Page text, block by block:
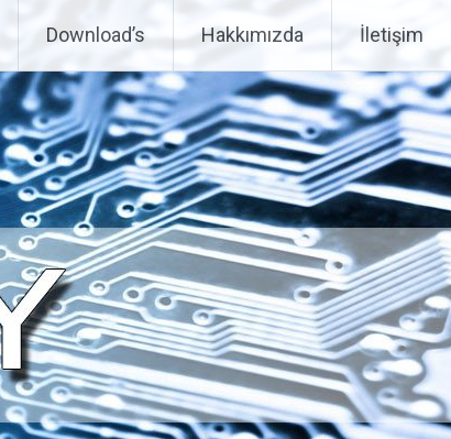
Download’s Hakkımızda İletişim